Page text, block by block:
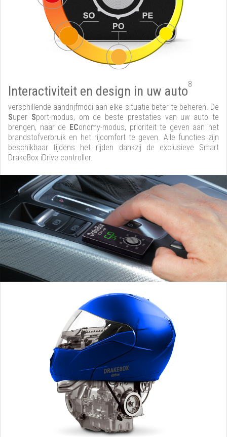
Interactiviteit en design in uw auto8
verschillende aandrijfmodi aan elke situatie beter te beheren. De
Super Sport-modus, om de beste prestaties van uw auto te
brengen, naar de EConomy-modus, prioriteit te geven aan het
brandstofverbruik en het rijcomfort te geven. Alle functies zijn
beschikbaar tijdens het rijden dankzij de exclusieve Smart
DrakeBox iDrive controller.